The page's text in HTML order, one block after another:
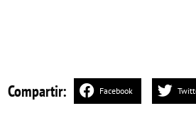
Compartir: Facebook